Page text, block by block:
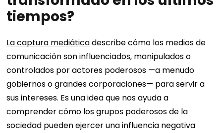
tiempos?
La captura mediáticadescribe cómo los medios de
comunicación son influenciados, manipulados o
controlados por actores poderosos —a menudo
gobiernos o grandes corporaciones— para servir a
sus intereses. Es una idea que nos ayuda a
comprender cómo los grupos poderosos de la
sociedad pueden ejercer una influencia negativa